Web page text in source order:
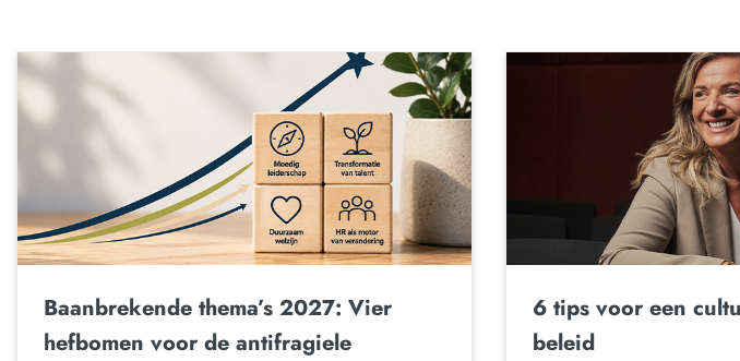
Baanbrekende thema’s 2027: Vier
hefbomen voor de antifragiele
6 tips voor een
beleid